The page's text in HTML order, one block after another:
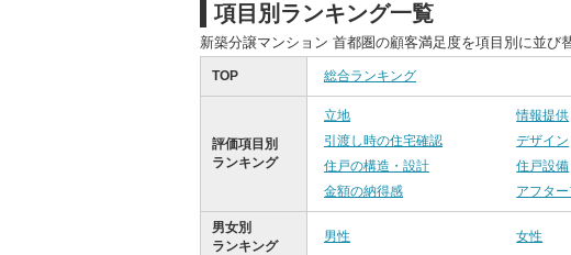
項目別ランキング一覧
新築分譲マンション 首都圏の顧客満足度を項目別に並び
TOP 総合ランキング
評価項目別
ランキング
立地 情報提供
引渡し時の住宅確認
デザイン
住戸の構造・設計
住戸設備
金額の納得感
アフタ
男女別
ランキング
男性 女性